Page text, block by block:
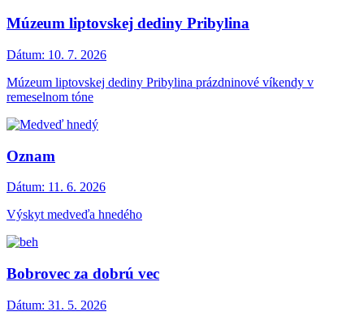
Múzeum liptovskej dediny Pribylina
Dátum: 10. 7. 2026
Múzeum liptovskej dediny Pribylina prázdninové víkendy v
remeselnom tóne
Oznam
Dátum: 11. 6. 2026
Výskyt medveďa hnedého
Bobrovec za dobrú vec
Dátum: 31. 5. 2026